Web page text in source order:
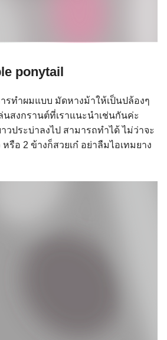
ponytail
รทำผมแบบ มัดหางม้าให้เป็นปล้องๆ
นสงกรานต์ที่เราแนะนำเช่นกันค่ะ
วประบ่าลงไป สามารถทำได้ ไม่ว่าจะ
รือ 2 ข้างก็สวยเก๋ อย่าลืมไอเทมยาง